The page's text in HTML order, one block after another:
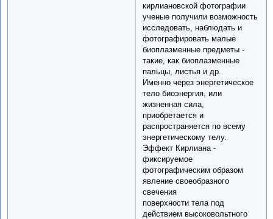
кирлиановской фотографии
ученые получили возможность
исследовать, наблюдать и
фотографировать малые
биоплазменные предметы -
такие, как биоплазменные
пальцы, листья и др.
Именно через энергетическое
тело биоэнергия, или
жизненная сила,
приобретается и
распространяется по всему
энергетическому телу.
Эффект Кирлиана -
фиксируемое
фотографическим образом
явление своеобразного
свечения
поверхности тела под
действием высоковольтного